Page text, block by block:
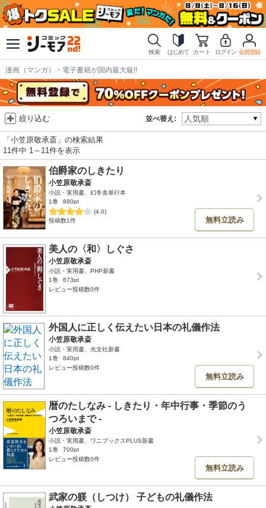
検索 はじめて カート ログイン 会員登録
漫画（マンガ）・電子書籍が国内最大級!!
並べ替え:
絞り込む
「小笠原敬承斎」の検索結果
11件中 1～11件を表示
伯爵家のしきたり
小笠原敬承斎
小説・実用書、幻冬舎単行本
1巻
880pt
(4.0)
投稿数1件
無料立読み
美人の〈和〉しぐさ
小笠原敬承斎
小説・実用書、PHP新書
1巻
673pt
レビュー投稿数0件
外国人に正しく伝えたい日本の礼儀作法
小笠原敬承斎
小説・実用書、光文社新書
1巻
840pt
レビュー投稿数0件
無料立読み
暦のたしなみ - しきたり・年中行事・季節のう
つろいまで -
小笠原敬承斎
小説・実用書、ワニブックスPLUS新書
1巻
700pt
レビュー投稿数0件
無料立読み
武家の躾（しつけ） 子どもの礼儀作法